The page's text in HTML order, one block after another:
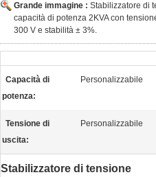
Grande immagine : Stabilizzatore di
capacità di potenza 2KVA con
300 V e stabilità ± 3%.
Capacità di
potenza:
Personalizzabile
Tensione di
uscita:
Personalizzabile
Stabilizzatore di tensione